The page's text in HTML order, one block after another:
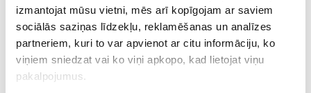
izmantojat mūsu vietni, mēs arī kopīgojam ar saviem
sociālās saziņas līdzekļu, reklamēšanas un analīzes
partneriem, kuri to var apvienot ar citu informāciju, ko
viņiem sniedzat vai ko viņi apkopo, kad lietojat viņu
pakalpojumus.
VAIRĀK
IZMĒRS